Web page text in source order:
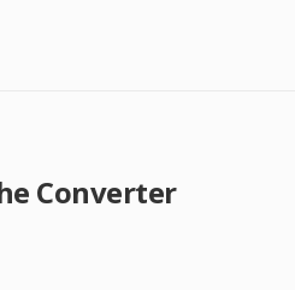
Converter